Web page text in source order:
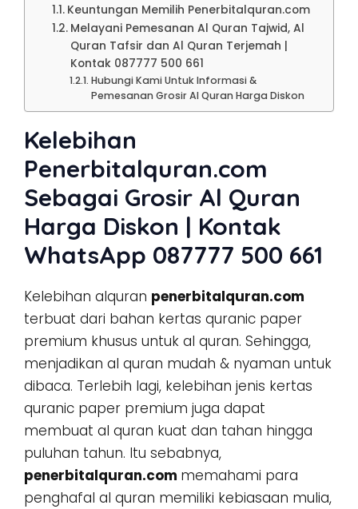
Keuntungan Memilih Penerbitalquran.com
Melayani Pemesanan Al Quran Tajwid, Al
Quran Tafsir dan Al Quran Terjemah |
Kontak 087777 500 661
Hubungi Kami Untuk Informasi &
Pemesanan Grosir Al Quran Harga Diskon
Kelebihan
Penerbitalquran.com
Sebagai Grosir Al Quran
Harga Diskon | Kontak
WhatsApp 087777 500 661
Kelebihan alquran penerbitalquran.com
terbuat dari bahan kertas quranic paper
premium khusus untuk al quran. Sehingga,
menjadikan al quran mudah & nyaman untuk
dibaca. Terlebih lagi, kelebihan jenis kertas
quranic paper premium juga dapat
membuat al quran kuat dan tahan hingga
puluhan tahun. Itu sebabnya,
penerbitalquran.com memahami para
penghafal al quran memiliki kebiasaan mulia,